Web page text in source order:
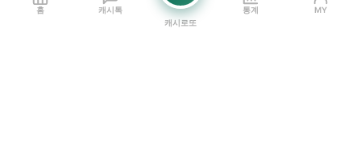
홈 캐시톡
캐시로또
통계 MY